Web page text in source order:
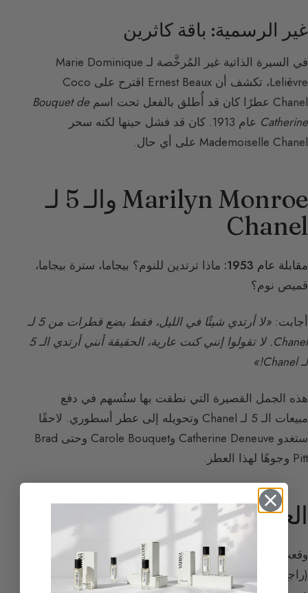
غير الرسمية: باقة كاثرين
في السيرة الذاتية غير المُرخَّصة لـ Marie Dominique
Lelièvre، تكشف أن Ernest Beaux اقترح على Coco
Chanel عطرًا كان قد أُطلق بالفعل تحت اسم
Bouquet de
Catherine
عام 1913. كان قد فشل حينها لكنه سحر
Mademoiselle Chanel على أي حال.
Marilyn Monroe والـ 5 لـ
Chanel
مقابلة عام 1953:
ماذا ترتدين للنوم؟ بيجاما، سترة بيجاما،
قميص نوم؟
أجابت:
«لا أرتدي شيئًا في الليل، فقط بضع قطرات من 5 لـ
Chanel. لا تقولوا إنني كنت عارية، الحقيقة أنني أرتدي الـ 5
لـ Chanel!»
هذه الجمل القصيرة التي نطقت بها ستُسهم في دفع
مبيعات الـ 5 لـ Chanel وتحويله إلى عطر أسطوري. لاحقًا
ستغدو Catherine Deneuve وCarole Bouquet وحتى Brad
Pitt وجوهًا لهذا العطر.
العطر: ثورة الألدهيدات
وقعت Coco Chanel في أسر هذا العطر لأنه كان زهريًا
(راجع:
العائلة الزهرية) لكن لا وجود للثقل في أزهاره، بعيدًا